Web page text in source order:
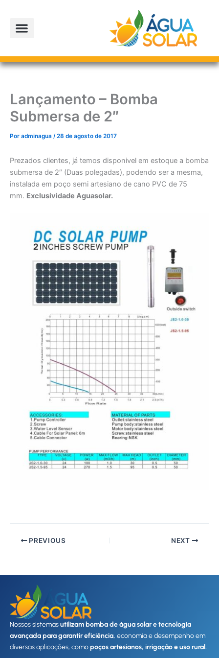
Lançamento – Bomba
Submersa de 2″
Por adminagua /28 de agosto de 2017
Prezados clientes, já temos disponivel em estoque a bomba
submersa de 2″ (Duas polegadas), podendo ser a mesma,
instalada em poço semi artesiano de cano PVC de 75
mm. Exclusividade Aguasolar.
PREVIOUS NEXT
Nossos sistemasutilizam bomba de água solar e tecnologia
avançada para garantir eficiência, economia e desempenho em
diversas aplicações, comopoços artesianos, irrigação e uso rural.